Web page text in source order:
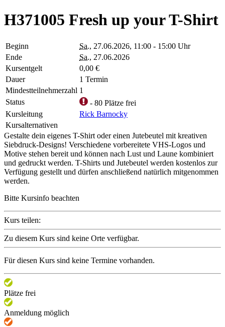
H371005 Fresh up your T-Shirt
Beginn Sa., 27.06.2026, 11:00 - 15:00 Uhr
Ende
Sa., 27.06.2026
Kursentgelt
0,00 €
Dauer
1 Termin
Mindestteilnehmerzahl 1
Status
- 80 Plätze frei
Kursleitung
Rick Barnocky
Kursalternativen
Gestalte dein eigenes T-Shirt oder einen Jutebeutel mit kreativen
Siebdruck-Designs! Verschiedene vorbereitete VHS-Logos und
Motive stehen bereit und können nach Lust und Laune kombiniert
und gedruckt werden. T-Shirts und Jutebeutel werden kostenlos zur
Verfügung gestellt und dürfen anschließend natürlich mitgenommen
werden.
Bitte Kursinfo beachten
Kurs teilen:
Zu diesem Kurs sind keine Orte verfügbar.
Für diesen Kurs sind keine Termine vorhanden.
Plätze frei
Anmeldung möglich